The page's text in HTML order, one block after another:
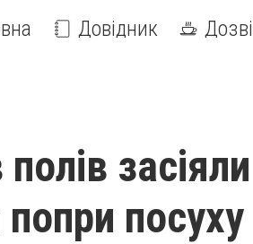
Довідник
засіяли
посуху